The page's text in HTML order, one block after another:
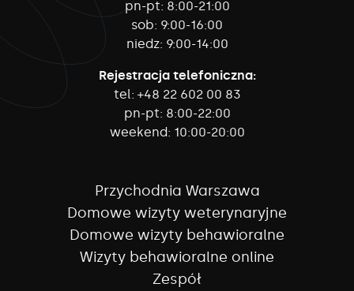
pn-pt: 8:00-21:00
sob: 9:00-16:00
niedz: 9:00-14:00
Rejestracja telefoniczna:
tel: +48 22 602 00 83
pn-pt: 8:00-22:00
weekend: 10:00-20:00
Przychodnia Warszawa
Domowe wizyty weterynaryjne
Domowe wizyty behawioralne
Wizyty behawioralne online
Zespół